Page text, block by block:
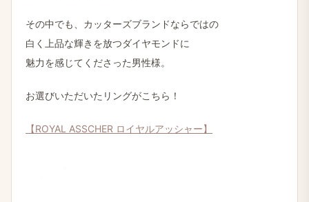
その中でも、カッターズブランドならではの
白く上品な輝きを放つダイヤモンドに
魅力を感じてくださった男性様。
お選びいただいたリングがこちら！
【ROYAL ASSCHER ロイヤルアッシャー】